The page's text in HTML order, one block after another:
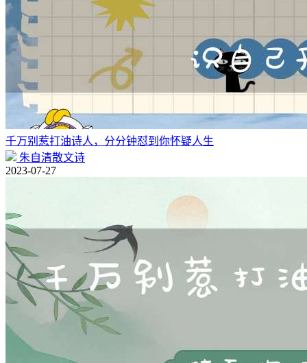
千万别惹打油诗人，分分钟怼到你怀疑人生
朱自清散文诗
2023-07-27